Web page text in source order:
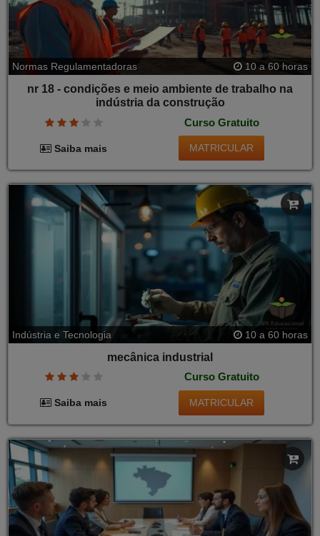
Normas Regulamentadoras 10 a 60 horas
nr 18 - condições e meio ambiente de trabalho na
indústria da construção
Curso Gratuito
Saiba mais MATRICULAR
Indústria e Tecnologia 10 a 60 horas
mecânica industrial
Curso Gratuito
Saiba mais MATRICULAR